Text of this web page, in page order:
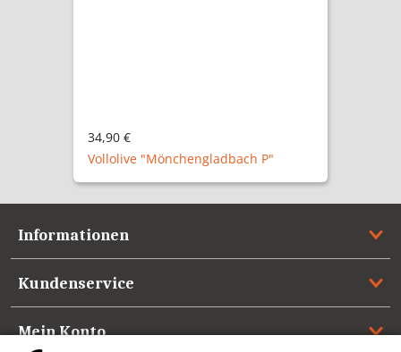
Vollolive "Mönchengladbach NM"
Informationen
Kundenservice
Mein Konto